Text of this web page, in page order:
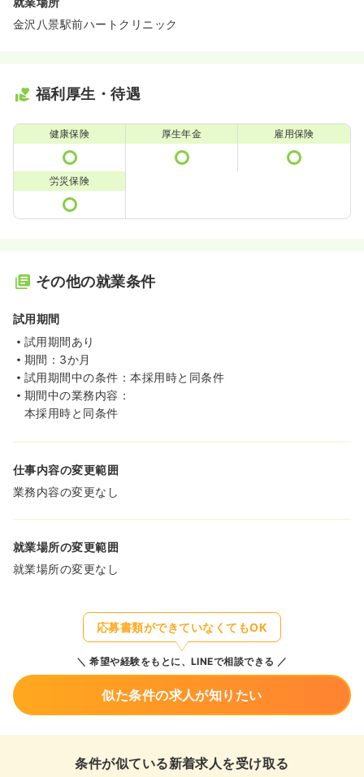
金沢八景駅前ハートクリニック
福利厚生・待遇
健康保険 厚生年金 雇用保険
労災保険
その他の就業条件
試用期間
試用期間あり
期間：3か月
試用期間中の条件：本採用時と同条件
期間中の業務内容：
本採用時と同条件
仕事内容の変更範囲
業務内容の変更なし
就業場所の変更範囲
就業場所の変更なし
応募書類ができていなくてもOK
希望や経験をもとに、LINEで相談できる
似た条件の求人が知りたい
条件が似ている新着求人を受け取る